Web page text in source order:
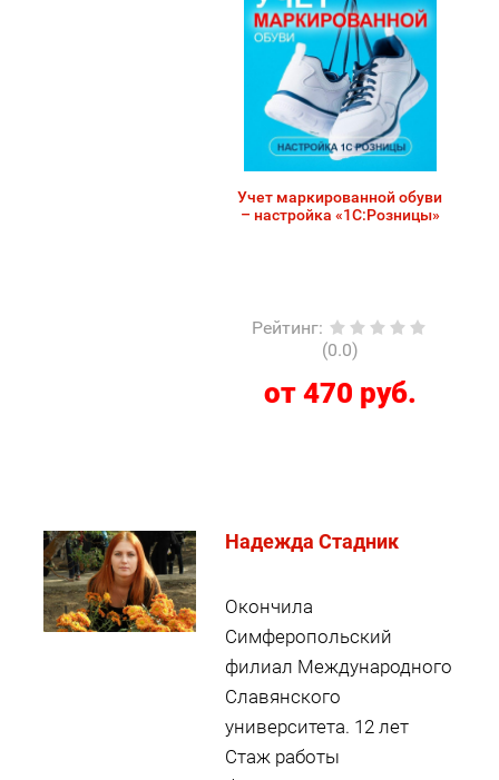
Учет маркированной обуви
– настройка «1С:Розницы»
Рейтинг:
(0.0)
от 470 руб.
Надежда Стадник
Окончила
Симферопольский
филиал Международного
Славянского
университета. 12 лет
Стаж работы